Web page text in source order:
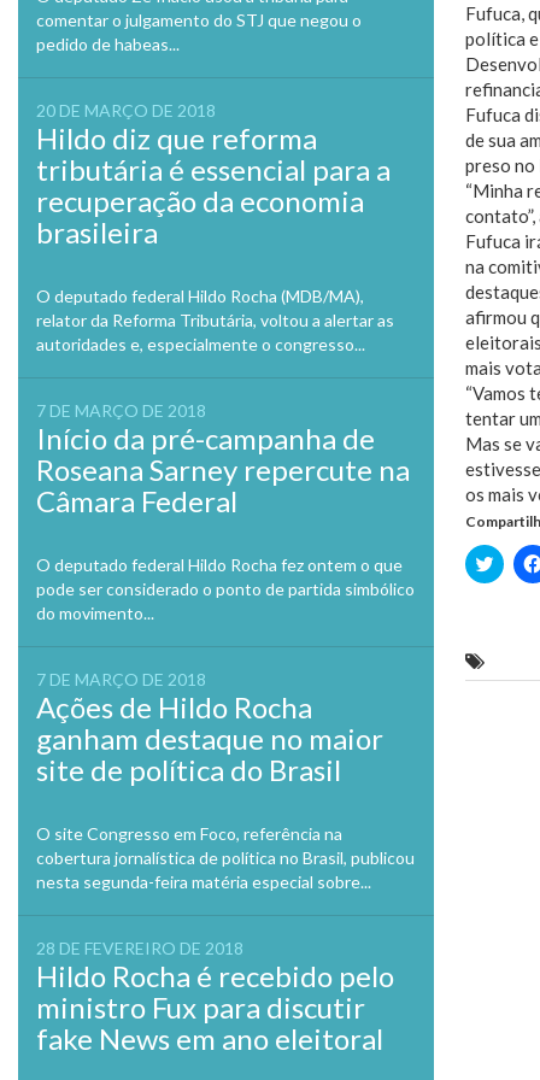
comentar o julgamento do STJ que negou o
pedido de habeas...
20 DE MARÇO DE 2018
Hildo diz que reforma
tributária é essencial para a
recuperação da economia
brasileira
O deputado federal Hildo Rocha (MDB/MA),
relator da Reforma Tributária, voltou a alertar as
autoridades e, especialmente o congresso...
7 DE MARÇO DE 2018
Início da pré-campanha de
Roseana Sarney repercute na
Câmara Federal
O deputado federal Hildo Rocha fez ontem o que
pode ser considerado o ponto de partida simbólico
do movimento...
7 DE MARÇO DE 2018
Ações de Hildo Rocha
ganham destaque no maior
site de política do Brasil
O site Congresso em Foco, referência na
cobertura jornalística de política no Brasil, publicou
nesta segunda-feira matéria especial sobre...
28 DE FEVEREIRO DE 2018
Hildo Rocha é recebido pelo
ministro Fux para discutir
fake News em ano eleitoral
Fufuca,
política e
Fufuca
de sua
preso no
“Minha
Fufuca
na
afirmou
mais
“Vamos
tentar
Mas se
os mais
Clique
para